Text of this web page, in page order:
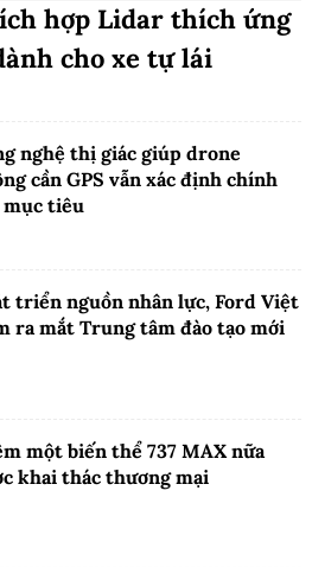
hợp Lidar thích ứng
cho xe tự lái
nghệ thị giác giúp drone
cần GPS vẫn xác định chính
mục tiêu
triển nguồn nhân lực, Ford Việt
ra mắt Trung tâm đào tạo mới
một biến thể 737 MAX nữa
khai thác thương mại